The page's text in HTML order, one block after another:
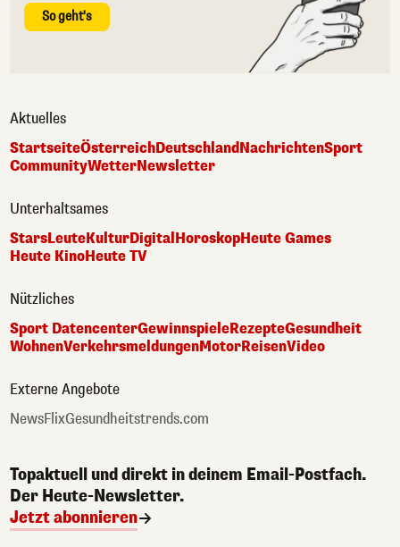
So geht's
Aktuelles
StartseiteÖsterreichDeutschlandNachrichtenSport
CommunityWetterNewsletter
Unterhaltsames
StarsLeuteKulturDigital HoroskopHeute Games
Heute KinoHeute TV
Nützliches
Sport DatencenterGewinnspieleRezepteGesundheit
WohnenVerkehrsmeldungenMotorReisenVideo
Externe Angebote
NewsFlixGesundheitstrends.com
Topaktuell und direkt in deinem Email-Postfach.
Der Heute-Newsletter.
Jetzt abonnieren